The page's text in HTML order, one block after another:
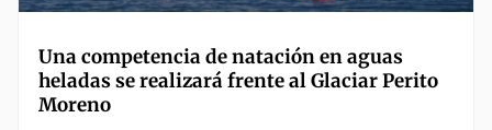
Una competencia de natación en aguas
heladas se realizará frente al Glaciar Perito
Moreno